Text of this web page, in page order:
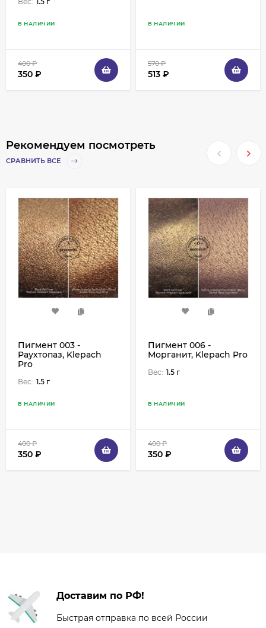
В НАЛИЧИИ
400₽
350 ₽
В НАЛИЧИИ
570₽
513 ₽
Рекомендуем посмотреть
СРАВНИТЬ ВСЕ
Пигмент 003 -
Раухтопаз, Klepach
Pro
Вес: 1.5 г
В НАЛИЧИИ
400₽
350 ₽
Пигмент 006 -
Морганит, Klepach Pro
Вес: 1.5 г
В НАЛИЧИИ
400₽
350 ₽
Доставим по РФ!
Быстрая отправка по всей России